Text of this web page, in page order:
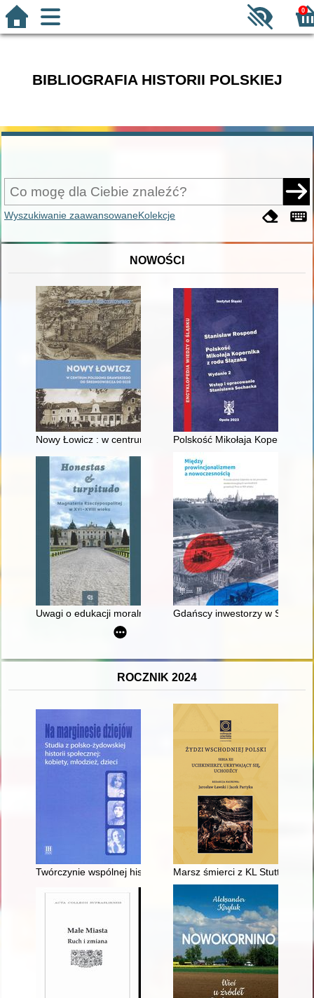
0
BIBLIOGRAFIA HISTORII POLSKIEJ
Wyszukiwanie zaawansowaneKolekcje
NOWOŚCI
Nowy Łowicz : w centrum poligonu drawskiego od
Polskość Mikołaja Kopernika z
Uwagi o edukacji moralnej synów szlacheckich w XVI-
Gdańscy inwestorzy w
ROCZNIK 2024
Twórczynie wspólnej historii : kobiety z rodu Landych
Marsz śmierci z KL Stutthof :